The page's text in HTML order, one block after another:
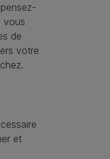
vous
de
votre
et